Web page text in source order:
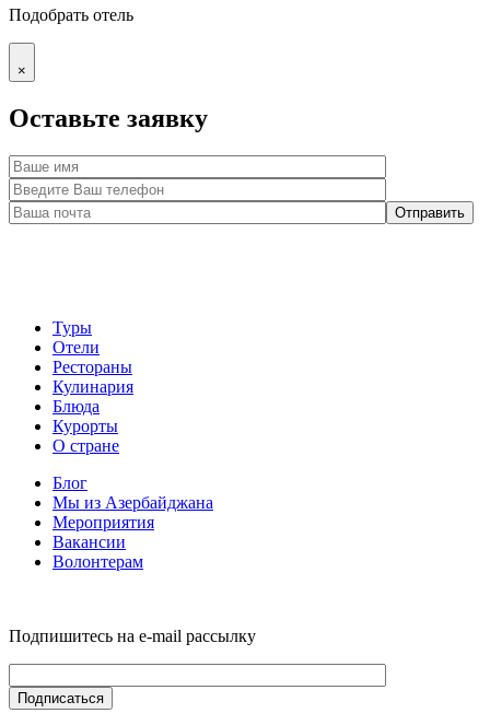
Подобрать отель
×
Оставьте заявку
Туры
Отели
Рестораны
Кулинария
Блюда
Курорты
О стране
Блог
Мы из Азербайджана
Мероприятия
Вакансии
Волонтерам
Подпишитесь на e-mail рассылку